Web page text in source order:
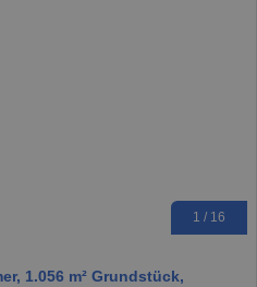
1 / 16
1.056 m² Grundstück,